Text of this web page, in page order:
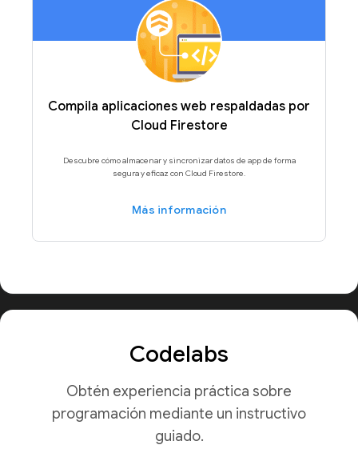
Compila aplicaciones web respaldadas por
Cloud Firestore
Descubre cómo almacenar y sincronizar datos de app de forma
segura y eficaz con Cloud Firestore.
Más información
Codelabs
Obtén experiencia práctica sobre
programación mediante un instructivo
guiado.